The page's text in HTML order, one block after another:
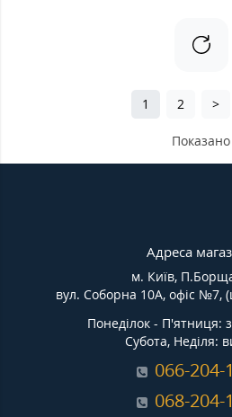
1 2 >
Показано
Адреса
м. Київ,
вул. Соборна 10А, офіс №7,
Понеділок - П'ятниця:
Субота, Неділя:
066-204-
068-204-